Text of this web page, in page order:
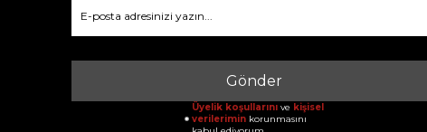
Gönder
Üyelik koşullarını ve kişisel
verilerimin korunmasını